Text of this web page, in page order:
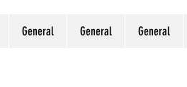
General General General